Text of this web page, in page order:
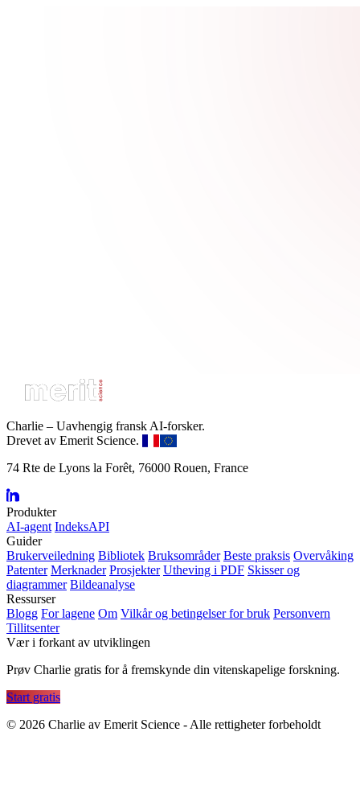
Charlie – Uavhengig fransk AI-forsker.
Drevet av Emerit Science.
74 Rte de Lyons la Forêt, 76000 Rouen, France
Produkter
AI-agent IndeksAPI
Guider
Brukerveiledning Bibliotek Bruksområder Beste praksis Overvåking
Patenter Merknader Prosjekter Utheving i PDF Skisser og
diagrammer Bildeanalyse
Ressurser
Blogg For lagene Om Vilkår og betingelser for bruk Personvern
Tillitsenter
Vær i forkant av utviklingen
Prøv Charlie gratis for å fremskynde din vitenskapelige forskning.
Start gratis
© 2026 Charlie av Emerit Science - Alle rettigheter forbeholdt